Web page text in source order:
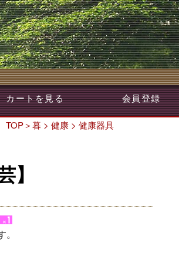
カートを見る 会員登録
TOP＞暮 > 健康 > 健康器具